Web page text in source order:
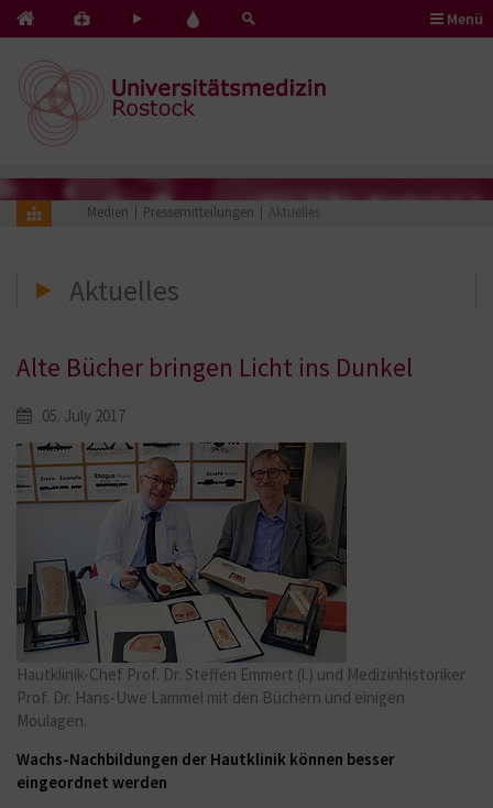
Kontakt
Notfälle
Pflege
Herz
Blut
Menü
Medien Pressemitteilungen Aktuelles
Aktuelles
Alte Bücher bringen Licht ins Dunkel
05. July 2017
Hautklinik-Chef Prof. Dr. Steffen Emmert (l.) und Medizinhistoriker
Prof. Dr. Hans-Uwe Lammel mit den Büchern und einigen
Moulagen.
Wachs-Nachbildungen der Hautklinik können besser
eingeordnet werden